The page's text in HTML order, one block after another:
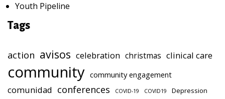
Youth Pipeline
Tags
action avisos celebration christmas clinical care
community community engagement
comunidad conferences COVID-19 COVID19 Depression